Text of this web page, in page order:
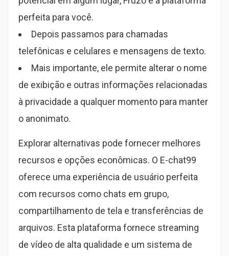
perfeita para você.
Depois passamos para chamadas
telefônicas e celulares e mensagens de texto.
Mais importante, ele permite alterar o nome
de exibição e outras informações relacionadas
à privacidade a qualquer momento para manter
o anonimato.
Explorar alternativas pode fornecer melhores
recursos e opções econômicas. O E-chat99
oferece uma experiência de usuário perfeita
com recursos como chats em grupo,
compartilhamento de tela e transferências de
arquivos. Esta plataforma fornece streaming
de vídeo de alta qualidade e um sistema de